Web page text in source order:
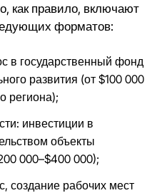
как правило, включают
форматов:
в государственный фонд
развития (от $100 000
региона);
инвестиции в
объекты
000–$400 000);
создание рабочих мест